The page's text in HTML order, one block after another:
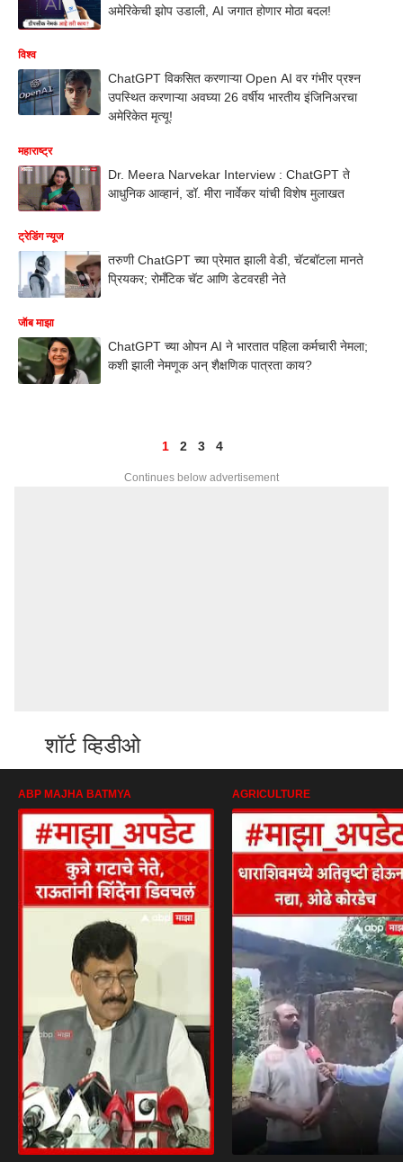
अमेरिकेची झोप उडाली, AI जगात होणार मोठा बदल!
विश्व
ChatGPT विकसित करणाऱ्या Open AI वर गंभीर प्रश्न
उपस्थित करणाऱ्या अवघ्या 26 वर्षीय भारतीय इंजिनिअरचा
अमेरिकेत मृत्यू!
महाराष्ट्र
Dr. Meera Narvekar Interview : ChatGPT ते
आधुनिक आव्हानं, डॉ. मीरा नार्वेकर यांची विशेष मुलाखत
ट्रेडिंग न्यूज
तरुणी ChatGPT च्या प्रेमात झाली वेडी, चॅटबॉटला मानते
प्रियकर; रोमँटिक चॅट आणि डेटवरही नेते
जॅाब माझा
ChatGPT च्या ओपन AI ने भारतात पहिला कर्मचारी नेमला;
कशी झाली नेमणूक अन् शैक्षणिक पात्रता काय?
1 2 3 4
Continues below advertisement
शॉर्ट व्हिडीओ
ABP MAJHA BATMYA AGRICULTURE